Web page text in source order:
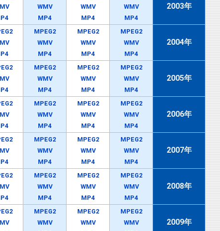
WMV
MP4
WMV
MP4
WMV
MP4
2003年
MPEG2
WMV
MP4
MPEG2
WMV
MP4
MPEG2
WMV
MP4
2004年
MPEG2
WMV
MP4
MPEG2
WMV
MP4
MPEG2
WMV
MP4
2005年
MPEG2
WMV
MP4
MPEG2
WMV
MP4
MPEG2
WMV
MP4
2006年
MPEG2
WMV
MP4
MPEG2
WMV
MP4
MPEG2
WMV
MP4
2007年
MPEG2
WMV
MP4
MPEG2
WMV
MP4
MPEG2
WMV
MP4
2008年
MPEG2
WMV
MPEG2
WMV
MPEG2
WMV
2009年